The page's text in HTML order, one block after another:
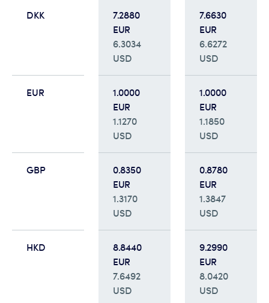
DKK
7.2880
EUR
6.3034
USD
7.6630
EUR
6.6272
USD
EUR
1.0000
EUR
1.1270
USD
1.0000
EUR
1.1850
USD
GBP
0.8350
EUR
1.3170
USD
0.8780
EUR
1.3847
USD
HKD
8.8440
EUR
7.6492
USD
9.2990
EUR
8.0420
USD